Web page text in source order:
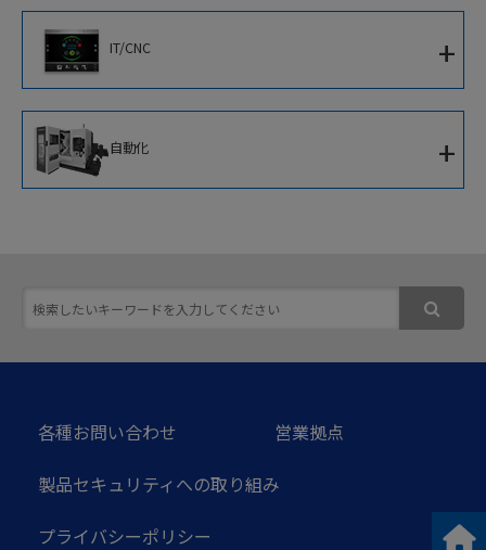
CNC円筒研削盤
CNC内端面研削盤
IT/CNC +
新世代知能化CNC
IoTソリューション
自動化 +
スマート加工セルコントローラ
各種お問い合わせ
営業拠点
製品セキュリティへの取り組み
プライバシーポリシー